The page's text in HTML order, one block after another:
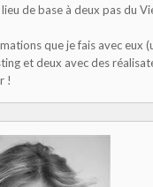
de base à deux pas du
que je fais avec eux
et deux avec des
!